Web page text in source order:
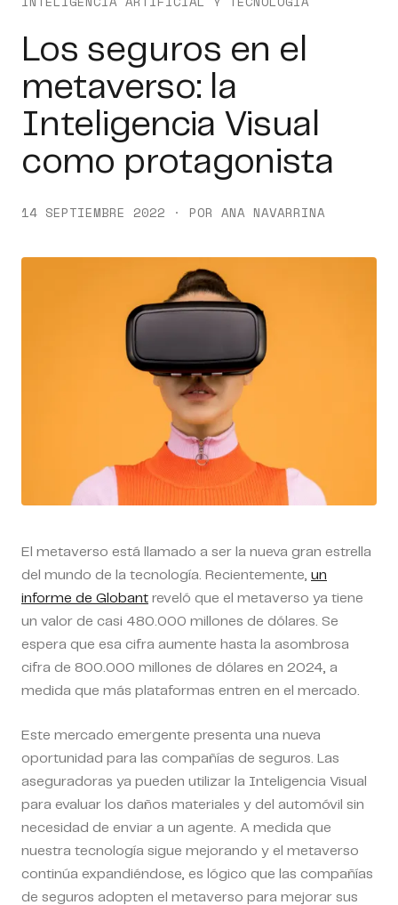
Los seguros en el
metaverso: la
Inteligencia Visual
como protagonista
14 SEPTIEMBRE 2022 · POR ANA NAVARRINA
El metaverso está llamado a ser la nueva gran estrella
del mundo de la tecnología. Recientemente, un
informe de Globant reveló que el metaverso ya tiene
un valor de casi 480.000 millones de dólares. Se
espera que esa cifra aumente hasta la asombrosa
cifra de 800.000 millones de dólares en 2024, a
medida que más plataformas entren en el mercado.
Este mercado emergente presenta una nueva
oportunidad para las compañías de seguros. Las
aseguradoras ya pueden utilizar la Inteligencia Visual
para evaluar los daños materiales y del automóvil sin
necesidad de enviar a un agente. A medida que
nuestra tecnología sigue mejorando y el metaverso
continúa expandiéndose, es lógico que las compañías
de seguros adopten el metaverso para mejorar sus